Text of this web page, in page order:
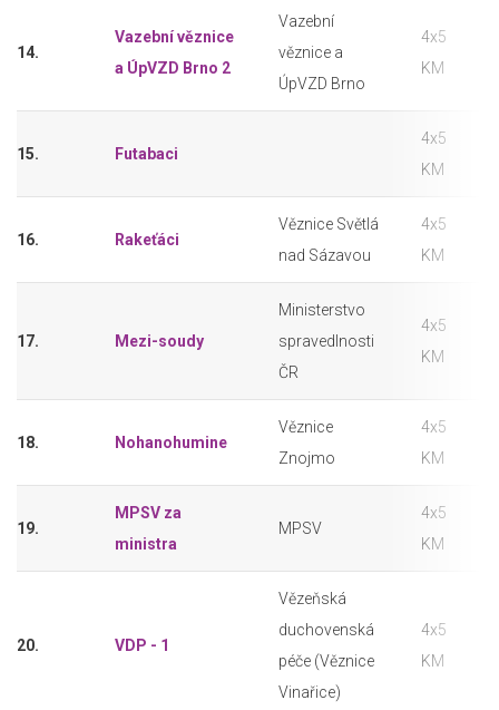
14.
Vazební věznice
a ÚpVZD Brno 2
Vazební
věznice a
ÚpVZD Brno
4x5
KM
15. Futabaci
4x5
KM
16. Rakeťáci
Věznice Světlá
nad Sázavou
4x5
KM
17. Mezi-soudy
Ministerstvo
spravedlnosti
ČR
4x5
KM
18. Nohanohumine
Věznice
Znojmo
4x5
KM
19.
MPSV za
ministra
MPSV
4x5
KM
20. VDP - 1
Vězeňská
duchovenská
péče (Věznice
Vinařice)
4x5
KM